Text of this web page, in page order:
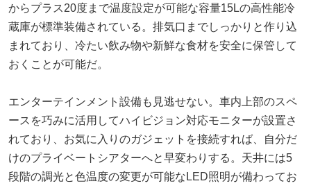
からプラス20度まで温度設定が可能な容量15Lの高性能冷
蔵庫が標準装備されている。排気口までしっかりと作り込
まれており、冷たい飲み物や新鮮な食材を安全に保管して
おくことが可能だ。
エンターテインメント設備も見逃せない。車内上部のスペ
ースを巧みに活用してハイビジョン対応モニターが設置さ
れており、お気に入りのガジェットを接続すれば、自分だ
けのプライベートシアターへと早変わりする。天井には5
段階の調光と色温度の変更が可能なLED照明が備わってお